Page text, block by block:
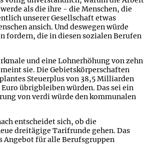
als die ihre - die Menschen, die
unserer Gesellschaft etwas
ansich. Und deswegen würde
fordern, die in diesen sozialen Berufen
und eine Lohnerhöhung von zehn
sie. Die Gebietskörperschaften
Steuerplus von 38,5 Milliarden
übrigbleiben würden. Das sei ein
von verdi würde den kommunalen
entscheidet sich, ob die
dreitägige Tarifrunde gehen. Das
Angebot für alle Berufsgruppen